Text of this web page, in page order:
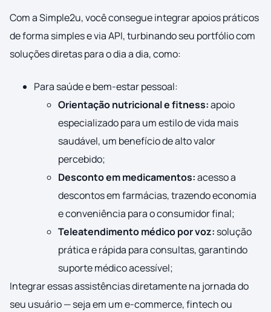
Com a Simple2u, você consegue integrar apoios práticos
de forma simples e via API, turbinando seu portfólio com
soluções diretas para o dia a dia, como:
Para saúde e bem-estar pessoal:
Orientação nutricional e fitness:apoio
especializado para um estilo de vida mais
saudável, um benefício de alto valor
percebido;
Desconto em medicamentos:acesso a
descontos em farmácias, trazendo economia
e conveniência para o consumidor final;
Teleatendimento médico por voz: solução
prática e rápida para consultas, garantindo
suporte médico acessível;
Integrar essas assistências diretamente na jornada do
seu usuário — seja em um e-commerce, fintech ou